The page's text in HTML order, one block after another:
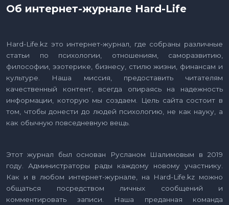
Об интернет-журнале Hard-Life
Hard-Life.kz это интернет-журнал, где собраны различные
статьи по психологии, отношениям, саморазвитию,
философии, эзотерике, бизнесу, стилю жизни, финансам и
культуре. Наша миссия, предоставить читателям
качественный контент, всегда опираясь на надежность
информации, которую мы создаем. Цель сайта состоит в
том, чтобы донести до людей психологию, не как науку, а
как обычную повседневную вещь.
Этот журнал был основан Русланом Шалимовым в 2019
году. Администраторы рады каждому новому участнику.
Как и в любом интернет-журнале, на Hard-Life.kz можно
общаться посредством личных сообщений и
комментировать записи. Наша преданная команда